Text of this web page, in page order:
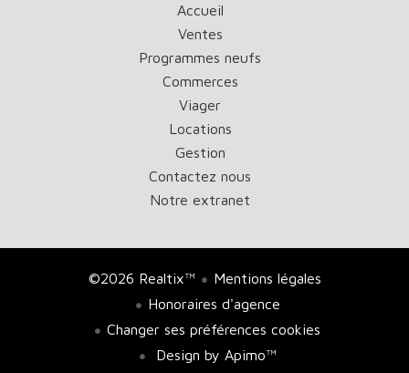
Accueil
Ventes
Programmes neufs
Commerces
Viager
Locations
Gestion
Contactez nous
Notre extranet
©2026 Realtix™
Mentions légales
Honoraires d'agence
Changer ses préférences cookies
Design by Apimo™